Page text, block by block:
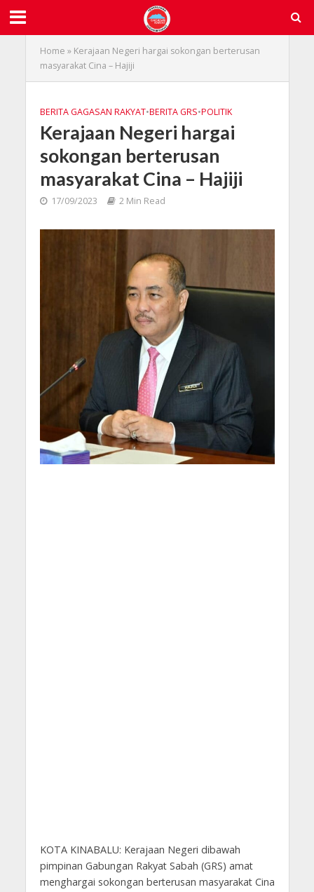
Home » Kerajaan Negeri hargai sokongan berterusan
masyarakat Cina – Hajiji
BERITA GAGASAN RAKYAT•BERITA GRS•POLITIK
Kerajaan Negeri hargai
sokongan berterusan
masyarakat Cina – Hajiji
17/09/2023 2 Min Read
KOTA KINABALU: Kerajaan Negeri dibawah
pimpinan Gabungan Rakyat Sabah (GRS) amat
menghargai sokongan berterusan masyarakat Cina